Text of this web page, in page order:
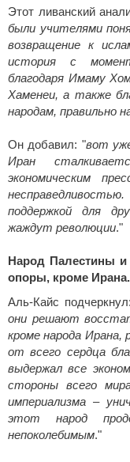
Этот ливанский
были учителями
возвращение к
история с
благодаря Имаму
Хаменеи, а также
народам, правильно
Он добавил: "вот
Иран
экономическим
поддержкой для
жаждут революции."
Народ Палестины
опоры, кроме Ирана.
Аль-Кайс
они решают
кроме народа Ирана,
от всего сердца
выдержал все
стороны всего
империализма –
этот народ
непоколебимым."